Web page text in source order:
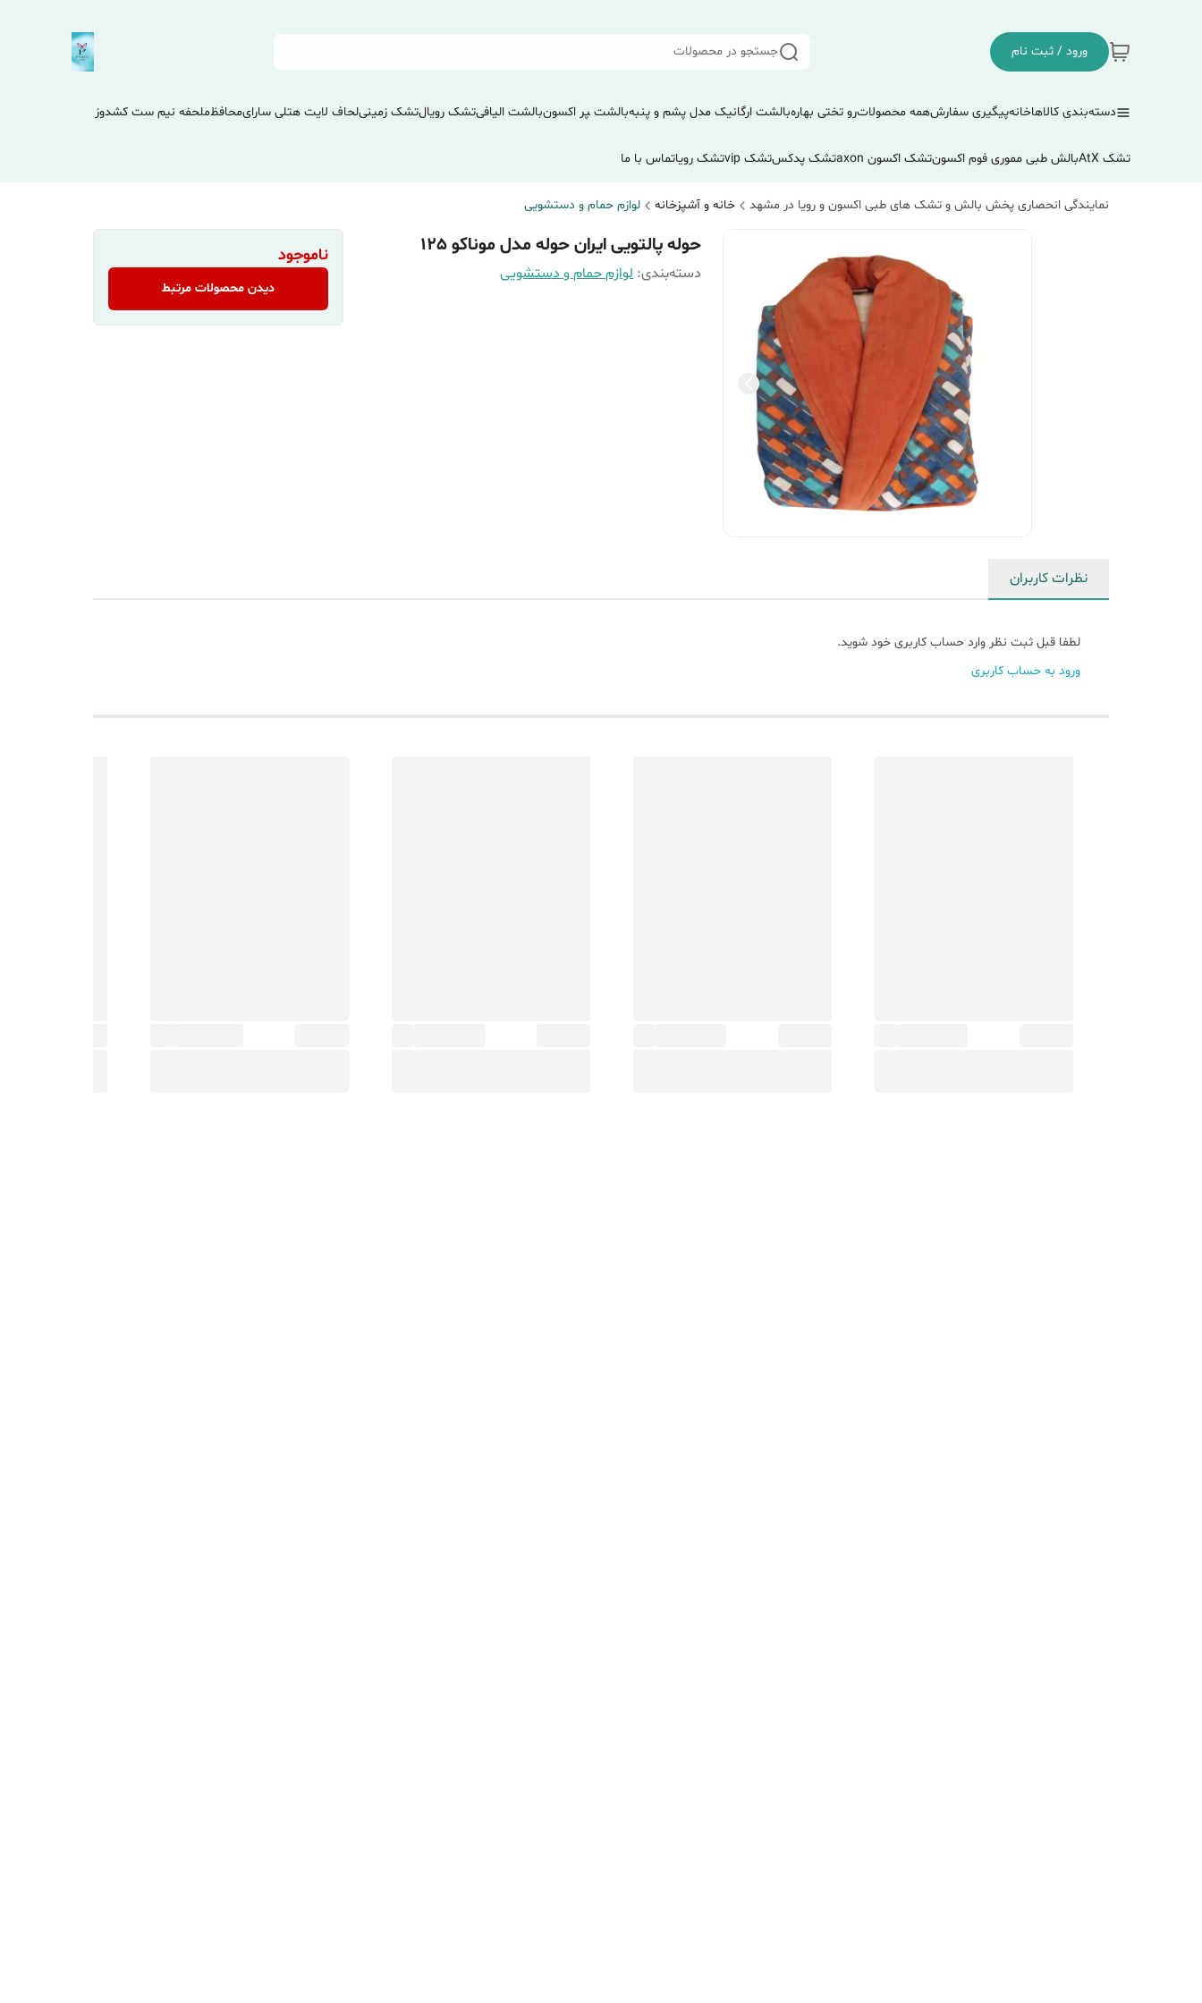
ورود / ثبت نام جستجو در محصولات
دسته‌بندی کالاهاخانهپیگیری سفارشهمه محصولاترو تختی بهارهبالشت ارگانیک مدل پشم و پنبهبالشت ‍‍‍پر اکسونبالشت الیافیتشک رویالتشک زمینیلحاف لایت هتلی سارایمحافظملحفه نیم ست کشدوز
تشک AtX بالش طبی مموری فوم اکسونتشک اکسون axon تشک پدکستشک vip تشک رویاتماس با ما
نمایندگی انحصاری پخش بالش و تشک های طبی اکسون و رویا در مشهد خانه و آشپزخانه لوازم حمام و دستشویی
حوله پالتویی ایران حوله مدل موناکو 125
دسته‌بندی:لوازم حمام و دستشویی
ناموجود
دیدن محصولات مرتبط
نظرات کاربران
لطفا قبل ثبت نظر وارد حساب کاربری خود شوید.
ورود به حساب کاربری